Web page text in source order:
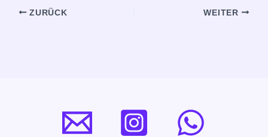
ZURÜCK WEITER